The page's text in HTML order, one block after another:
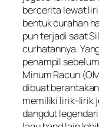
bercerita lewat
bentuk curahan
pun terjadi saat
curhatannya.
penampil
Minum Racun
dibuat
memiliki lirik-lirik
dangdut